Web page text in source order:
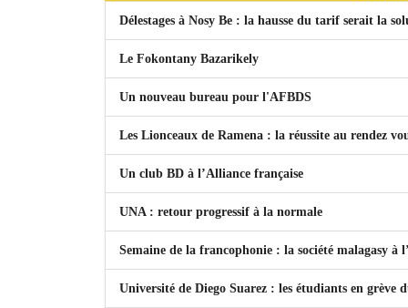
Délestages à Nosy Be : la hausse du tarif serait la
Le Fokontany Bazarikely
Un nouveau bureau pour l'AFBDS
Les Lionceaux de Ramena : la réussite au rendez
Un club BD à l’Alliance française
UNA : retour progressif à la normale
Semaine de la francophonie : la société malagasy à
Université de Diego Suarez : les étudiants en grève